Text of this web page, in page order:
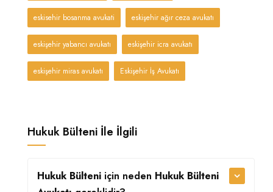
eskisehir bosanma avukati eskişehir ağır ceza avukatı
eskişehir yabancı avukatı eskişehir icra avukatı
eskişehir miras avukatı Eskişehir İş Avukatı
Hukuk Bülteni İle İlgili
Hukuk Bülteni için neden Hukuk Bülteni